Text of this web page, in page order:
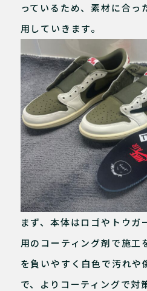
っているため、素材に合っ
用していきます。
まず、本体はロゴやトウガ
用のコーティング剤で施工
を負いやすく白色で汚れや
で、よりコーティングで対